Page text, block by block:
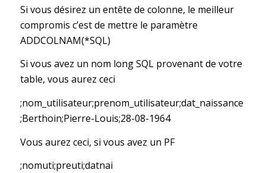
Si vous désirez un entête de colonne, le meilleur
compromis c’est de mettre le paramètre
ADDCOLNAM(*SQL)
Si vous avez un nom long SQL provenant de votre
table, vous aurez ceci
;nom_utilisateur;prenom_utilisateur;dat_naissance
;Berthoin;Pierre-Louis;28-08-1964
Vous aurez ceci, si vous avez un PF
;nomuti;preuti;datnai